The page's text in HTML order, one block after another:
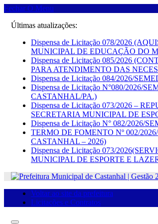
Fechar O Menu
Últimas atualizações:
Dispensa de Licitação 078/2026
MUNICIPAL DE EDUCAÇÃO DO
Dispensa de Licitação 085/2026
PARA ATENDIMENTO DAS
Dispensa de Licitação 084/2026/
Dispensa de Licitação N°080/2026/
CASTANHAL/PA.)
Dispensa de Licitação 073/2026 –
SECRETARIA MUNICIPAL DE
Dispensa de Licitação N° 082/2026/
TERMO DE FOMENTO Nº 002/
CASTANHAL – 2026)
Dispensa de Licitação 073/
MUNICIPAL DE ESPORTE E
Voltar ao site da prefeitura
Licitações e Contratos